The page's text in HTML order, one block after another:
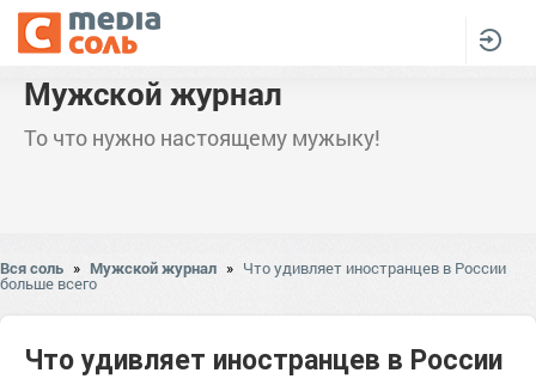
Мужской журнал
То что нужно настоящему мужыку!
Вся соль » Мужской журнал » Что удивляет иностранцев в России
больше всего
Что удивляет иностранцев в России